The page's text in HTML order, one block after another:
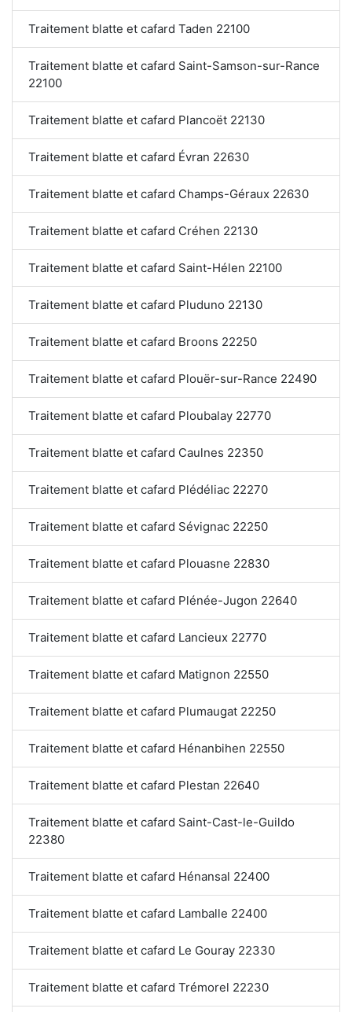
Traitement blatte et cafard Taden 22100
Traitement blatte et cafard Saint-Samson-sur-Rance
22100
Traitement blatte et cafard Plancoët 22130
Traitement blatte et cafard Évran 22630
Traitement blatte et cafard Champs-Géraux 22630
Traitement blatte et cafard Créhen 22130
Traitement blatte et cafard Saint-Hélen 22100
Traitement blatte et cafard Pluduno 22130
Traitement blatte et cafard Broons 22250
Traitement blatte et cafard Plouër-sur-Rance 22490
Traitement blatte et cafard Ploubalay 22770
Traitement blatte et cafard Caulnes 22350
Traitement blatte et cafard Plédéliac 22270
Traitement blatte et cafard Sévignac 22250
Traitement blatte et cafard Plouasne 22830
Traitement blatte et cafard Plénée-Jugon 22640
Traitement blatte et cafard Lancieux 22770
Traitement blatte et cafard Matignon 22550
Traitement blatte et cafard Plumaugat 22250
Traitement blatte et cafard Hénanbihen 22550
Traitement blatte et cafard Plestan 22640
Traitement blatte et cafard Saint-Cast-le-Guildo
22380
Traitement blatte et cafard Hénansal 22400
Traitement blatte et cafard Lamballe 22400
Traitement blatte et cafard Le Gouray 22330
Traitement blatte et cafard Trémorel 22230